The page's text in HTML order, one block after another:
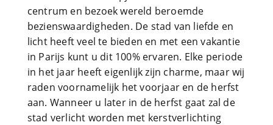
centrum en bezoek wereld beroemde
bezienswaardigheden. De stad van liefde en
licht heeft veel te bieden en met een vakantie
in Parijs kunt u dit 100% ervaren. Elke periode
in het jaar heeft eigenlijk zijn charme, maar wij
raden voornamelijk het voorjaar en de herfst
aan. Wanneer u later in de herfst gaat zal de
stad verlicht worden met kerstverlichting